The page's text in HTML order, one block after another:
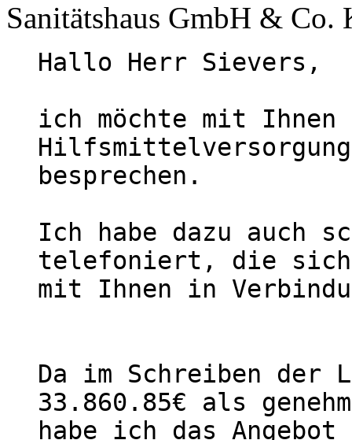
Sanitätshaus GmbH & Co.
Hallo Herr Sievers,
ich möchte mit
besprechen.
Ich habe dazu auch
telefoniert, die sich
mit Ihnen in
Da im Schreiben der
33.860.85€ als
habe ich das